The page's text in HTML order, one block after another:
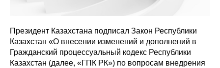
Президент Казахстана подписал Закон Республики
Казахстан «О внесении изменений и дополнений в
Гражданский процессуальный кодекс Республики
Казахстан (далее, «ГПК РК») по вопросам внедрения